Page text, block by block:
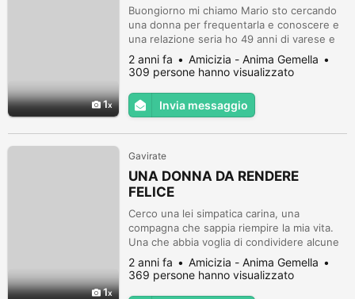
1
Buongiorno mi chiamo Mario sto cercando
una donna per frequentarla e conoscere e
una relazione seria ho 49 anni di varese e
cerco la mia anima gemella da tanto tempo
2 anni fa
Amicizia - Anima Gemella
309 persone hanno visualizzato
Invia messaggio
1
Gavirate
UNA DONNA DA RENDERE
FELICE
Cerco una lei simpatica carina, una
compagna che sappia riempire la mia vita.
Una che abbia voglia di condividere alcune
mie passioni... ti aspetto...non aspettare
potresti essere felice
2 anni fa
Amicizia - Anima Gemella
369 persone hanno visualizzato